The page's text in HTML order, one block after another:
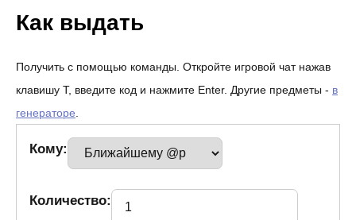
Как выдать
Получить с помощью команды. Откройте игровой чат нажав
клавишу T, введите код и нажмите Enter. Другие предметы - в
генераторе.
Кому:
Количество: